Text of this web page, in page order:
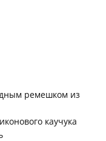
ремешком из
каучука